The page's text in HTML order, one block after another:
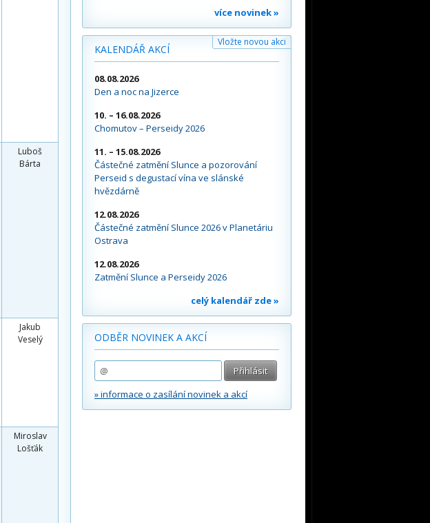
Luboš
Bárta
Jakub
Veselý
Miroslav
Lošťák
více novinek »
KALENDÁŘ AKCÍ
Vložte novou akci
08.08.2026
Den a noc na Jizerce
10. – 16.08.2026
Chomutov – Perseidy 2026
11. – 15.08.2026
Částečné zatmění Slunce a pozorování
Perseid s degustací vína ve slánské
hvězdárně
12.08.2026
Částečné zatmění Slunce 2026 v Planetáriu
Ostrava
12.08.2026
Zatmění Slunce a Perseidy 2026
celý kalendář zde »
ODBĚR NOVINEK A AKCÍ
» informace o zasílání novinek a akcí